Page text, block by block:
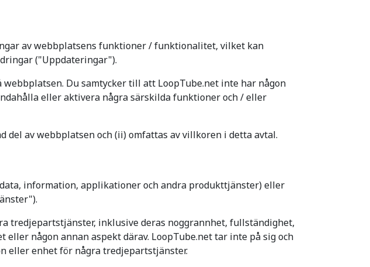
av webbplatsens funktioner / funktionalitet, vilket kan
("Uppdateringar").
Du samtycker till att LoopTube.net inte har någon
eller aktivera några särskilda funktioner och / eller
av webbplatsen och (ii) omfattas av villkoren i detta avtal.
information, applikationer och andra produkttjänster) eller
tredjepartstjänster, inklusive deras noggrannhet, fullständighet,
någon annan aspekt därav. LoopTube.net tar inte på sig och
eller enhet för några tredjepartstjänster.